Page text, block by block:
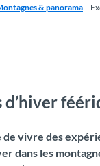
& panorama
d’hiver
de vivre des
dans les